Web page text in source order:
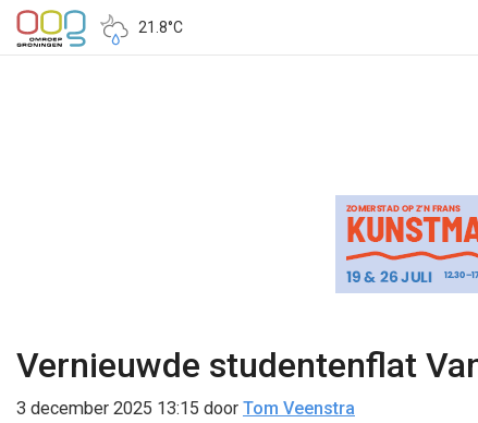
21.8°C
Vernieuwde studentenflat
3 december 2025 13:15 door Tom Veenstra